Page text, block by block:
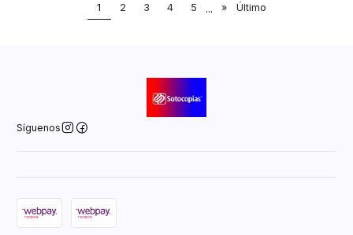
1 2 3 4 5 ... » Último
Síguenos